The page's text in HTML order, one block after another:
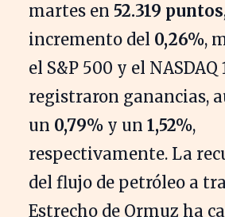
martes en 52.319 puntos
incremento del 0,26%,
el S&P 500 y el
registraron ganancias,
un 0,79% y un 1,52%,
respectivamente. La
del flujo de petróleo a
Estrecho de Ormuz ha